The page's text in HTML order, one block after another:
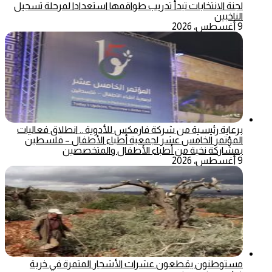
لجنة الانتخابات تبدأ تدريب طواقمها استعدادا لمرحلة تسجيل
الناخبين
9 أغسطس، 2026
برعاية رئيسية من شركة فارمكس للأدوية .. انطلاق فعاليات
المؤتمر الخامس عشر لجمعية أطباء الأطفال – فلسطين
بمشاركة نخبة من أطباء الأطفال والمتخصصين
9 أغسطس، 2026
مستوطنون يقطعون عشرات الأشجار المثمرة في خربة